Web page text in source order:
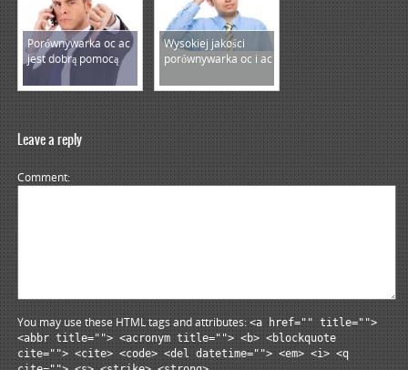
Porównywarka oc ac
jest dobrą pomocą
Wysokiej jakości
porównywarka oc i ac
Leave a reply
Comment
You may use these HTML tags and attributes:<a href="" title="">
<abbr title=""> <acronym title=""> <b> <blockquote
cite=""> <cite> <code> <del datetime=""> <em> <i> <q